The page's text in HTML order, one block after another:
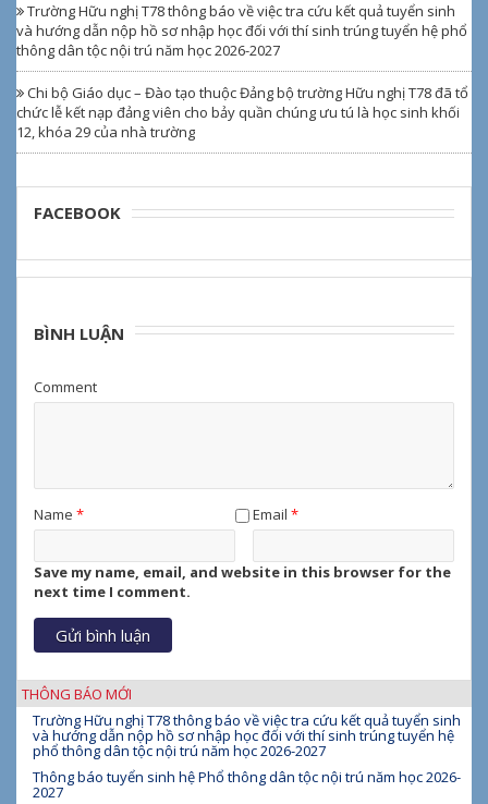
Trường Hữu nghị T78 thông báo về việc tra cứu kết quả tuyển sinh
và hướng dẫn nộp hồ sơ nhập học đối với thí sinh trúng tuyển hệ phổ
thông dân tộc nội trú năm học 2026-2027
Chi bộ Giáo dục – Đào tạo thuộc Đảng bộ trường Hữu nghị T78 đã tổ
chức lễ kết nạp đảng viên cho bảy quần chúng ưu tú là học sinh khối
12, khóa 29 của nhà trường
FACEBOOK
BÌNH LUẬN
Comment
Name * Email *
Save my name, email, and website in this browser for the
next time I comment.
THÔNG BÁO MỚI
Trường Hữu nghị T78 thông báo về việc tra cứu kết quả tuyển sinh
và hướng dẫn nộp hồ sơ nhập học đối với thí sinh trúng tuyển hệ
phổ thông dân tộc nội trú năm học 2026-2027
Thông báo tuyển sinh hệ Phổ thông dân tộc nội trú năm học 2026-
2027